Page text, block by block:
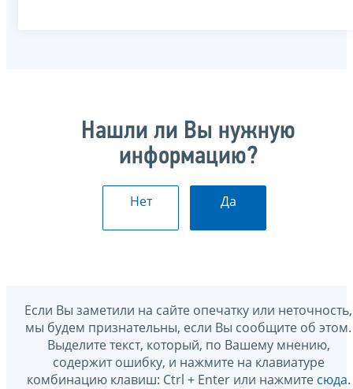
Нашли ли Вы нужную
информацию?
Нет Да
Если Вы заметили на сайте опечатку или неточность,
мы будем признательны, если Вы сообщите об этом.
Выделите текст, который, по Вашему мнению,
содержит ошибку, и нажмите на клавиатуре
комбинацию клавиш: Ctrl + Enter или нажмите сюда.